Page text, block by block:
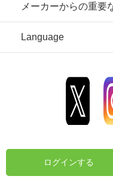
メーカーからの重要
Language
ログインする